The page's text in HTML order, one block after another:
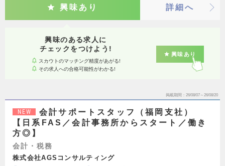
興味あり 詳細へ
興味のある求人に
チェックをつけよう!
スカウトのマッチング精度があがる!
その求人への合格可能性がわかる!
興味あり
掲載期間 26/08/07～26/08/20
NEW
会計サポートスタッフ（福岡支社）
【日系FAS／会計事務所からスタート／働き
方◎】
会計・税務
株式会社AGSコンサルティング